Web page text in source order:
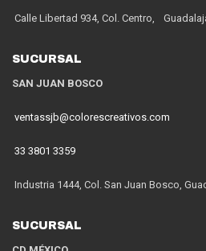
Calle Libertad 934, Col. Centro,
SUCURSAL
SAN JUAN BOSCO
ventassjb@colorescreativos.com
33 3801 3359
Industria 1444, Col. San Juan Bosco,
SUCURSAL